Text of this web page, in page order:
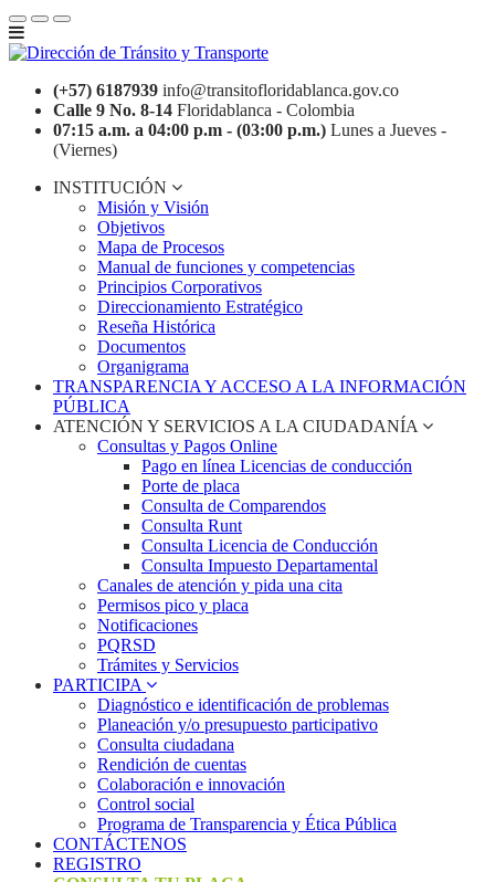
(+57) 6187939 info@transitofloridablanca.gov.co
Calle 9 No. 8-14 Floridablanca - Colombia
07:15 a.m. a 04:00 p.m - (03:00 p.m.) Lunes a Jueves -
(Viernes)
INSTITUCIÓN
Misión y Visión
Objetivos
Mapa de Procesos
Manual de funciones y competencias
Principios Corporativos
Direccionamiento Estratégico
Reseña Histórica
Documentos
Organigrama
TRANSPARENCIA Y ACCESO A LA INFORMACIÓN
PÚBLICA
ATENCIÓN Y SERVICIOS A LA CIUDADANÍA
Consultas y Pagos Online
Pago en línea Licencias de conducción
Porte de placa
Consulta de Comparendos
Consulta Runt
Consulta Licencia de Conducción
Consulta Impuesto Departamental
Canales de atención y pida una cita
Permisos pico y placa
Notificaciones
PQRSD
Trámites y Servicios
PARTICIPA
Diagnóstico e identificación de problemas
Planeación y/o presupuesto participativo​
Consulta ciudadana
Rendición de cuentas
Colaboración e innovación
Control social
Programa de Transparencia y Ética Pública
CONTÁCTENOS
REGISTRO